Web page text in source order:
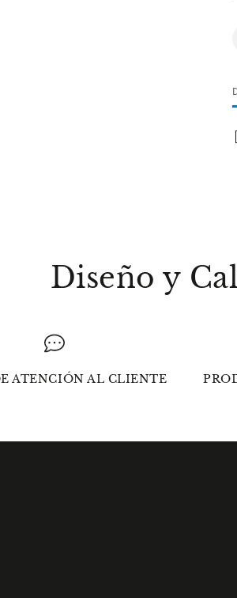
Diseño y
ATENCIÓN AL CLIENTE